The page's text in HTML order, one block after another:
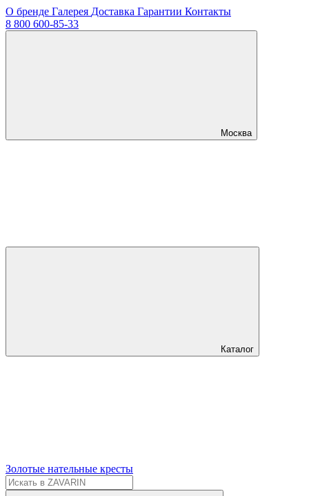
О бренде Галерея Доставка Гарантии Контакты
8 800 600-85-33
Москва
Каталог
Золотые нательные кресты